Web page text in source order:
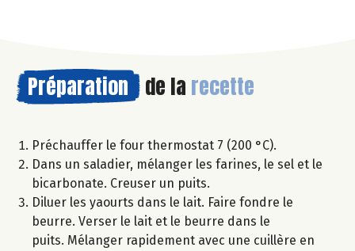
Préparation de la recette
Préchauffer le four thermostat 7 (200 °C).
Dans un saladier, mélanger les farines, le sel et le
bicarbonate. Creuser un puits.
Diluer les yaourts dans le lait. Faire fondre le
beurre. Verser le lait et le beurre dans le
puits. Mélanger rapidement avec une cuillère en